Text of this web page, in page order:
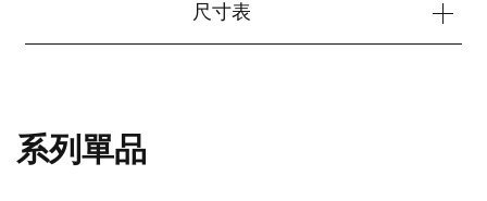
尺寸表
系列單品